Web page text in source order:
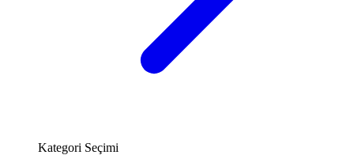
Kategori Seçimi